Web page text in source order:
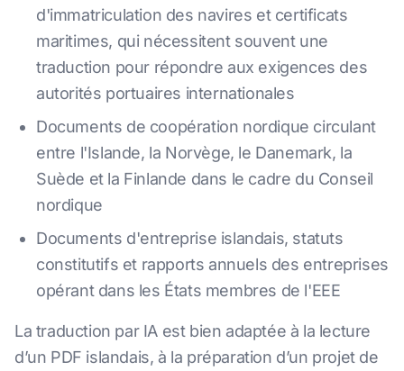
d'immatriculation des navires et certificats
maritimes, qui nécessitent souvent une
traduction pour répondre aux exigences des
autorités portuaires internationales
Documents de coopération nordique circulant
entre l'Islande, la Norvège, le Danemark, la
Suède et la Finlande dans le cadre du Conseil
nordique
Documents d'entreprise islandais, statuts
constitutifs et rapports annuels des entreprises
opérant dans les États membres de l'EEE
La traduction par IA est bien adaptée à la lecture
d’un PDF islandais, à la préparation d’un projet de